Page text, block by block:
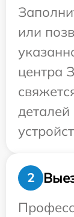
или
центра
2